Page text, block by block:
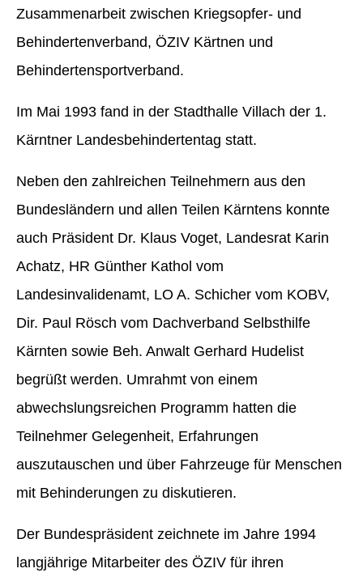
Zusammenarbeit zwischen Kriegsopfer- und
Behindertenverband, ÖZIV Kärtnen und
Behindertensportverband.
Im Mai 1993 fand in der Stadthalle Villach der 1.
Kärntner Landesbehindertentag statt.
Neben den zahlreichen Teilnehmern aus den
Bundesländern und allen Teilen Kärntens konnte
auch Präsident Dr. Klaus Voget, Landesrat Karin
Achatz, HR Günther Kathol vom
Landesinvalidenamt, LO A. Schicher vom KOBV,
Dir. Paul Rösch vom Dachverband Selbsthilfe
Kärnten sowie Beh. Anwalt Gerhard Hudelist
begrüßt werden. Umrahmt von einem
abwechslungsreichen Programm hatten die
Teilnehmer Gelegenheit, Erfahrungen
auszutauschen und über Fahrzeuge für Menschen
mit Behinderungen zu diskutieren.
Der Bundespräsident zeichnete im Jahre 1994
langjährige Mitarbeiter des ÖZIV für ihren